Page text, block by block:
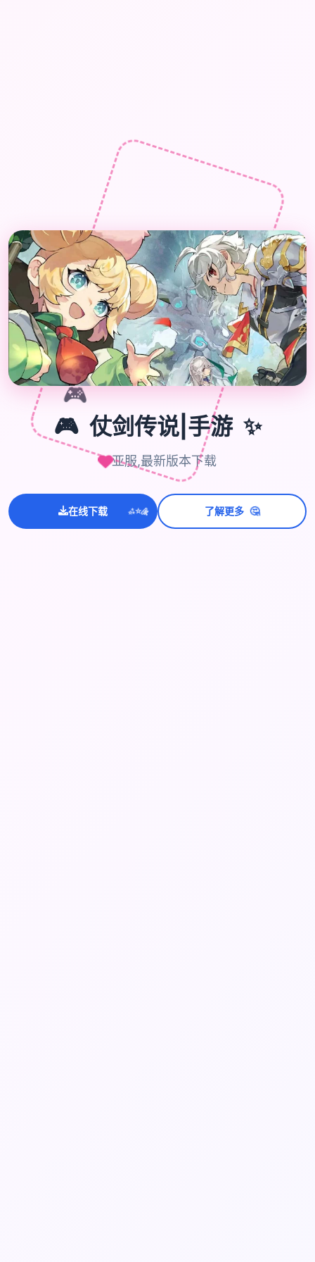
🎮
🎮 仗剑传说|手游 ✨
亚服,最新版本下载
在线下载 ✨⭐💫 了解更多 🤔